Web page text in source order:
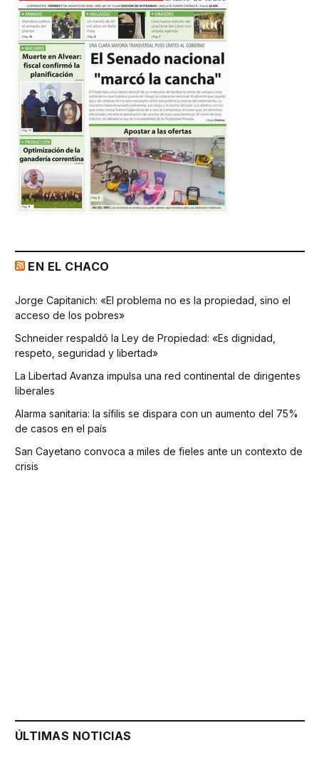
EN EL CHACO
Jorge Capitanich: «El problema no es la propiedad, sino el
acceso de los pobres»
Schneider respaldó la Ley de Propiedad: «Es dignidad,
respeto, seguridad y libertad»
La Libertad Avanza impulsa una red continental de dirigentes
liberales
Alarma sanitaria: la sífilis se dispara con un aumento del 75%
de casos en el país
San Cayetano convoca a miles de fieles ante un contexto de
crisis
ÚLTIMAS NOTICIAS